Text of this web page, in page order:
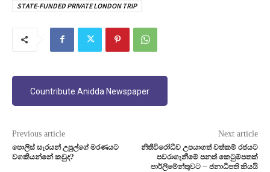
STATE-FUNDED PRIVATE LONDON TRIP
Countribute Anidda Newspaper
Previous article
පොලිස් සැරයන් උපුල්ගේ මරණයට
වගකියන්නේ කවුද?
Next article
නිතීවිරෝධීව උපයාගත් වත්කම් රජයට
පවරාගැනීමේ පනත් කෙටුම්පතක්
පාර්ලිමේන්තුවට – ජනාධිපති කියයි